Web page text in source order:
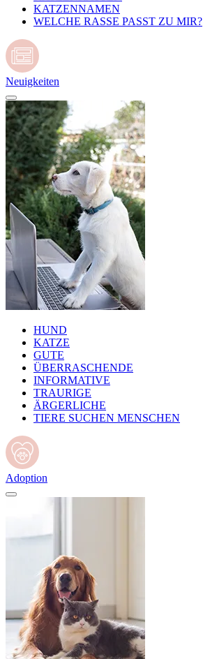
KATZENNAMEN
WELCHE RASSE PASST ZU MIR?
Neuigkeiten
HUND
KATZE
GUTE
ÜBERRASCHENDE
INFORMATIVE
TRAURIGE
ÄRGERLICHE
TIERE SUCHEN MENSCHEN
Adoption